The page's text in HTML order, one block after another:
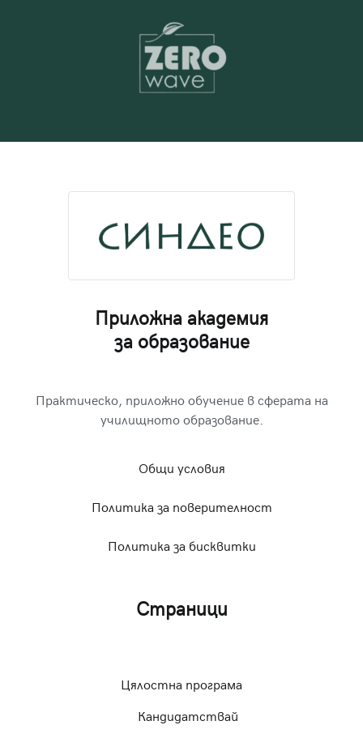
Приложна академия
за образование
Практическо, приложно обучение в сферата на
училищното образование.
Общи условия
Политика за поверителност
Политика за бисквитки
Страници
Цялостна програма
Кандидатствай